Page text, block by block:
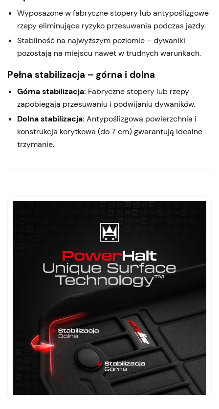
Wyposażone w fabryczne stopery lub antypoślizgowe
rzepy eliminujące ryzyko przesuwania podczas jazdy.
Stabilność na najwyższym poziomie – dywaniki
pozostają na miejscu nawet w trudnych warunkach.
Pełna stabilizacja – górna i dolna
Górna stabilizacja: Fabryczne stopery lub rzepy
zapobiegają przesuwaniu i podwijaniu dywaników.
Dolna stabilizacja: Antypoślizgowa powierzchnia i
konstrukcja korytkowa (do 7 cm) gwarantują idealne
trzymanie.